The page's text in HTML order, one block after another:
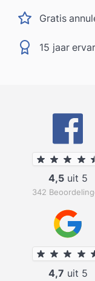
Gratis
15 jaar
4,5uit 5
342
4,7 uit 5